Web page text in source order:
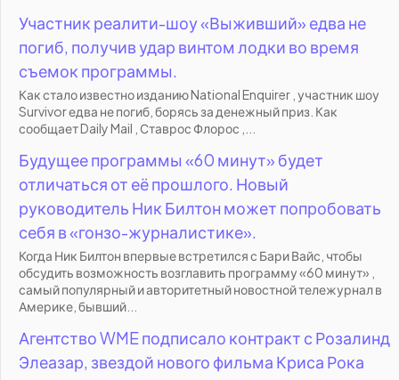
Участник реалити-шоу «Выживший» едва не
погиб, получив удар винтом лодки во время
съемок программы.
Как стало известно изданию National Enquirer , участник шоу
Survivor едва не погиб, борясь за денежный приз. Как
сообщает Daily Mail , Ставрос Флорос ,...
Будущее программы «60 минут» будет
отличаться от её прошлого. Новый
руководитель Ник Билтон может попробовать
себя в «гонзо-журналистике».
Когда Ник Билтон впервые встретился с Бари Вайс, чтобы
обсудить возможность возглавить программу «60 минут» ,
самый популярный и авторитетный новостной тележурнал в
Америке, бывший...
Агентство WME подписало контракт с Розалинд
Элеазар, звездой нового фильма Криса Рока